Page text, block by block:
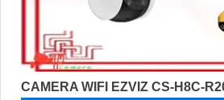
CAMERA WIFI EZVIZ CS-H8C-